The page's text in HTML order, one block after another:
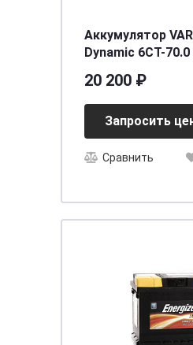
Аккумулятор
Dynamic 6СТ-70.0
20 200 ₽
Запросить
Сравнить